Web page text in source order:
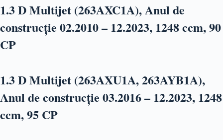
1.3 D Multijet (263AXC1A), Anul de
construcție 02.2010 – 12.2023, 1248 ccm, 90
CP
1.3 D Multijet (263AXU1A, 263AYB1A),
Anul de construcție 03.2016 – 12.2023, 1248
ccm, 95 CP